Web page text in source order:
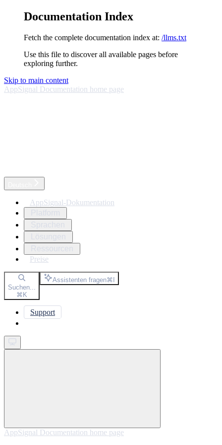
Documentation Index
Fetch the complete documentation index at: /llms.txt
Use this file to discover all available pages before
exploring further.
Skip to main content
AppSignal Documentation home page
AppSignal-Dokumentation
Preise
Suchen...
⌘K
Assistenten fragen⌘I
Support
AppSignal Documentation home page